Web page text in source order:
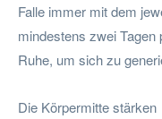
Falle immer mit dem
mindestens zwei
Ruhe, um sich zu
Die Körpermitte stärken